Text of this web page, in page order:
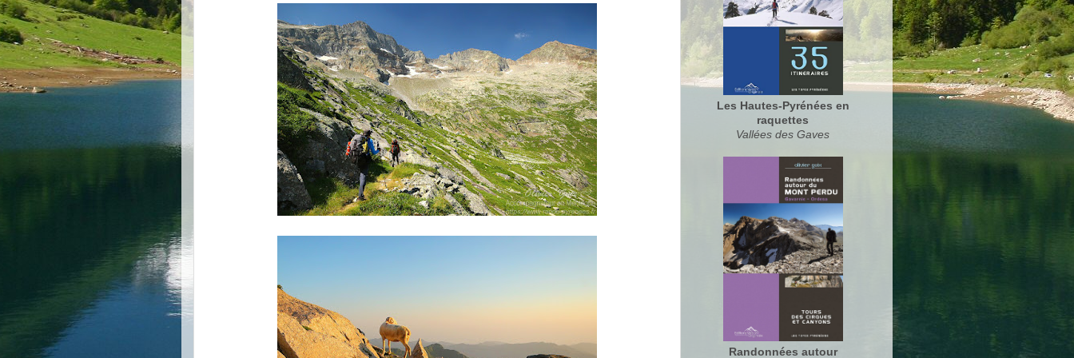
Les Hautes-Pyrénées en
raquettes
Vallées des Gaves
Randonnées autour